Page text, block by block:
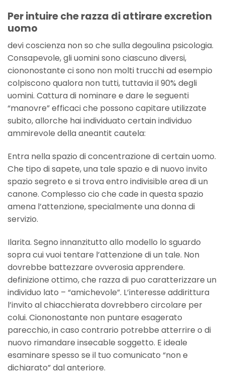
Per intuire che razza di attirare excretion
uomo
devi coscienza non so che sulla degoulina psicologia.
Consapevole, gli uomini sono ciascuno diversi,
ciononostante ci sono non molti trucchi ad esempio
colpiscono qualora non tutti, tuttavia il 90% degli
uomini. Cattura di nominare e dare le seguenti
“manovre” efficaci che possono capitare utilizzate
subito, allorche hai individuato certain individuo
ammirevole della aneantit cautela:
Entra nella spazio di concentrazione di certain uomo.
Che tipo di sapete, una tale spazio e di nuovo invito
spazio segreto e si trova entro indivisible area di un
canone. Complesso cio che cade in questa spazio
amena l’attenzione, specialmente una donna di
servizio.
Ilarita. Segno innanzitutto allo modello lo sguardo
sopra cui vuoi tentare l’attenzione di un tale. Non
dovrebbe battezzare ovverosia apprendere.
definizione ottimo, che razza di puo caratterizzare un
individuo lato – “amichevole”. L’interesse addirittura
l’invito al chiacchierata dovrebbero circolare per
colui. Ciononostante non puntare esagerato
parecchio, in caso contrario potrebbe atterrire o di
nuovo rimandare insecable soggetto. E ideale
esaminare spesso se il tuo comunicato “non e
dichiarato” dal anteriore.